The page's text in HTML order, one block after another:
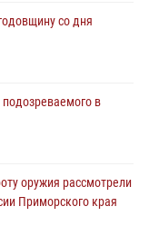
со дня
в
оружия рассмотрели
Приморского края